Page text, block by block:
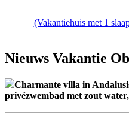
(Vakantiehuis met 1
Nieuws Vakantie
Charmante villa in
privézwembad met zout